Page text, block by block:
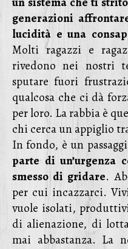
generazioni
lucidità e una
Molti ragazzi e
rivedono nei nostri
sputare fuori
qualcosa che ci dà
per loro. La rabbia è
chi cerca un appiglio
In fondo, è un
parte di un’urgenza
smesso di gridare.
per cui incazzarci.
vuole isolati,
di alienazione, di
mai abbastanza. La